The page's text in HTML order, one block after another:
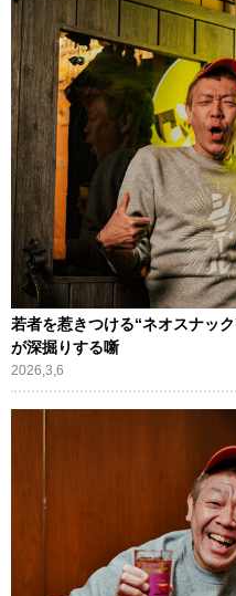
若者を惹きつける“ネオスナッ
が深掘りする噺
2026,3,6